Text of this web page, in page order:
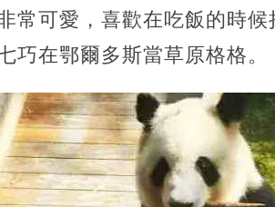
常可愛，喜歡在吃飯的時
巧在鄂爾多斯當草原格格。